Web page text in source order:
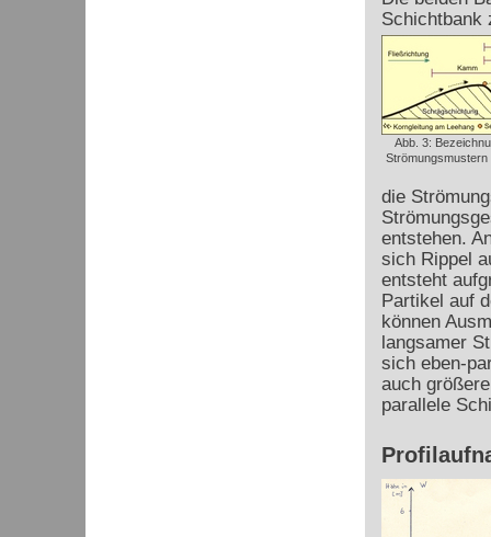
Schichtbank
Abb. 3:
Strömungsmustern
die
entstehen.
sich Rippel
entsteht
Partikel auf
können
langsamer
sich eben-
auch
parallele